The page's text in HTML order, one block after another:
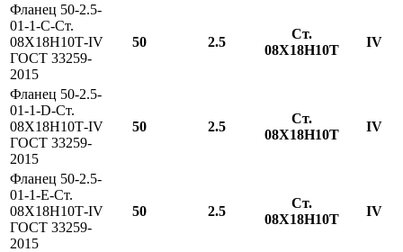
Фланец 50-2.5-
01-1-С-Ст.
08Х18Н10Т-IV
ГОСТ 33259-
2015
50 2.5
Ст.
08Х18Н10Т
IV
Фланец 50-2.5-
01-1-D-Ст.
08Х18Н10Т-IV
ГОСТ 33259-
2015
50 2.5
Ст.
08Х18Н10Т
IV
Фланец 50-2.5-
01-1-E-Ст.
08Х18Н10Т-IV
ГОСТ 33259-
2015
50 2.5
Ст.
08Х18Н10Т
IV